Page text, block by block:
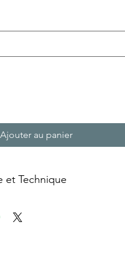
Ajouter au panier
et Technique
Transfert d'image à froid sur un